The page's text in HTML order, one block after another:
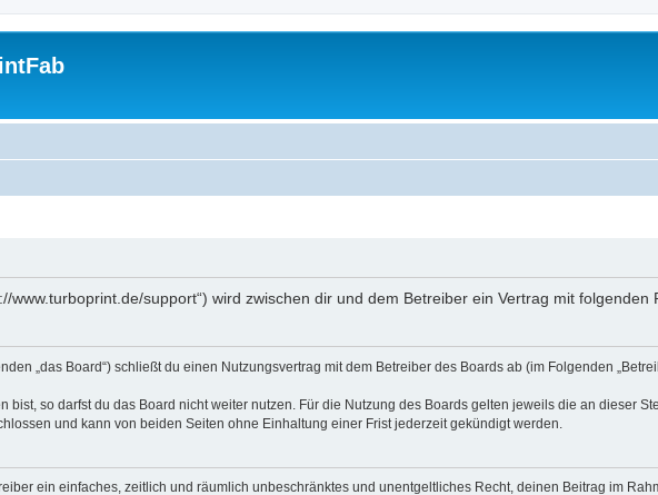
www.turboprint.de/support“) wird zwischen dir und dem Betreiber ein Vertrag mit folgenden
„das Board“) schließt du einen Nutzungsvertrag mit dem Betreiber des Boards ab (im Folgenden
bist, so darfst du das Board nicht weiter nutzen. Für die Nutzung des Boards gelten jeweils die an dieser
und kann von beiden Seiten ohne Einhaltung einer Frist jederzeit gekündigt werden.
ein einfaches, zeitlich und räumlich unbeschränktes und unentgeltliches Recht, deinen Beitrag im